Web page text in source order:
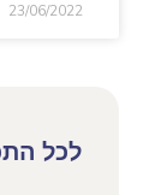
23/06/2022
לכל